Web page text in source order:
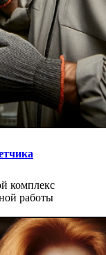
комплекс
работы